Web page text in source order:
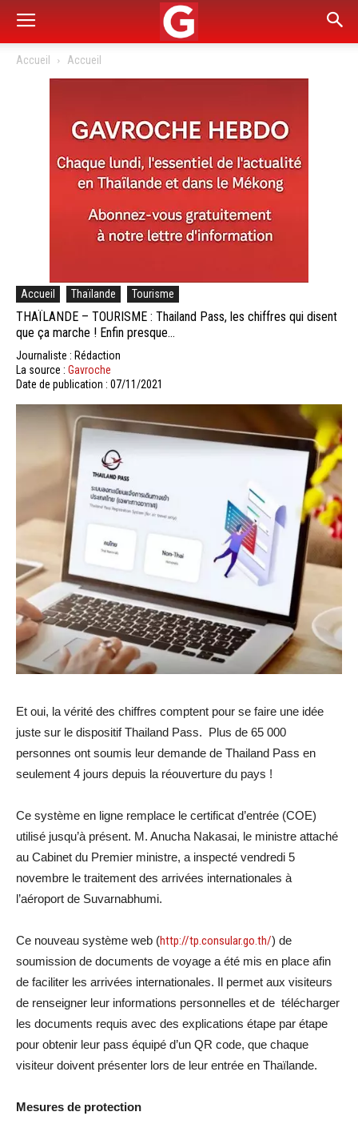
Accueil Accueil
Accueil Thaïlande Tourisme
THAÏLANDE – TOURISME : Thailand Pass, les chiffres qui disent
que ça marche ! Enfin presque…
Journaliste : Rédaction
La source : Gavroche
Date de publication : 07/11/2021
Et oui, la vérité des chiffres comptent pour se faire une idée
juste sur le dispositif Thailand Pass. Plus de 65 000
personnes ont soumis leur demande de Thailand Pass en
seulement 4 jours depuis la réouverture du pays !
Ce système en ligne remplace le certificat d’entrée (COE)
utilisé jusqu’à présent. M. Anucha Nakasai, le ministre attaché
au Cabinet du Premier ministre, a inspecté vendredi 5
novembre le traitement des arrivées internationales à
l’aéroport de Suvarnabhumi.
Ce nouveau système web (http://tp.consular.go.th/) de
soumission de documents de voyage a été mis en place afin
de faciliter les arrivées internationales. Il permet aux visiteurs
de renseigner leur informations personnelles et de télécharger
les documents requis avec des explications étape par étape
pour obtenir leur pass équipé d’un QR code, que chaque
visiteur doivent présenter lors de leur entrée en Thaïlande.
Mesures de protection